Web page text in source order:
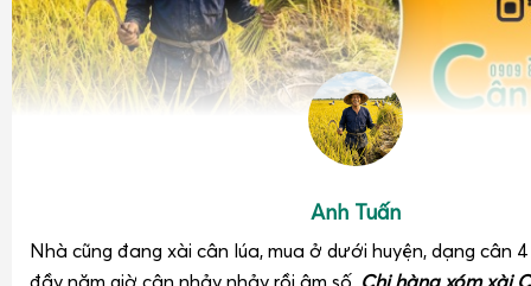
Anh Tuấn
Nhà cũng đang xài cân lúa, mua ở dưới huyện, dạng cân